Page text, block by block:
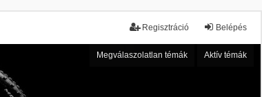
Belépés
Regisztráció
Megválaszolatlan témák Aktív témák